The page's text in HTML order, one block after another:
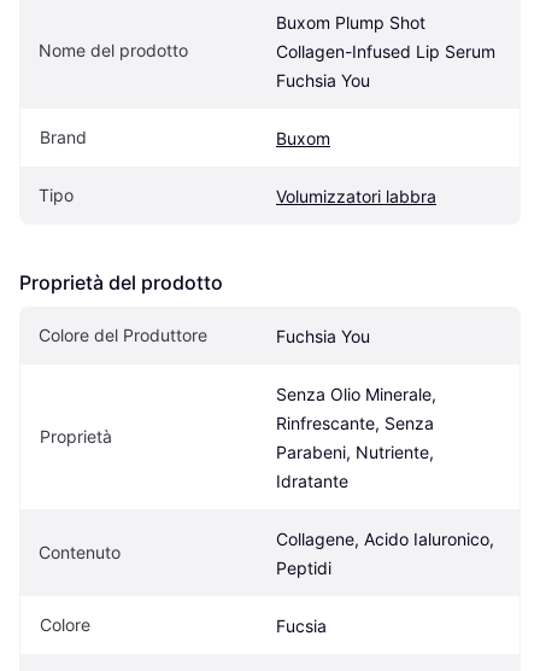
Nome del prodotto
Buxom Plump Shot
Collagen-Infused Lip Serum
Fuchsia You
Brand Buxom
Tipo Volumizzatori labbra
Proprietà del prodotto
Colore del Produttore Fuchsia You
Proprietà
Senza Olio Minerale,
Rinfrescante, Senza
Parabeni, Nutriente,
Idratante
Contenuto
Collagene, Acido Ialuronico,
Peptidi
Colore Fucsia